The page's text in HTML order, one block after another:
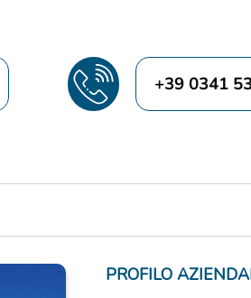
PROFILO